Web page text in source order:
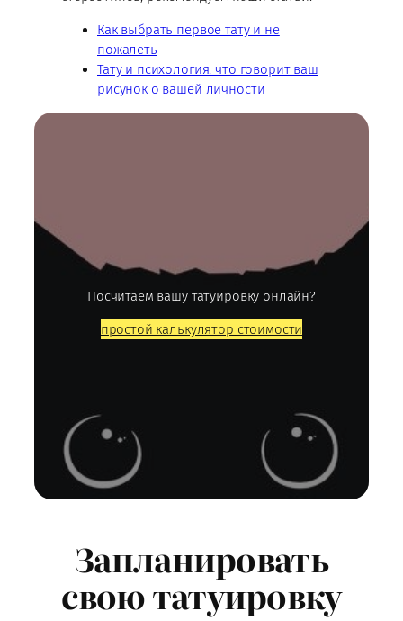
Как выбрать первое тату и не
пожалеть
Тату и психология: что говорит ваш
рисунок о вашей личности
Посчитаем вашу татуировку онлайн?
простой калькулятор стоимости
Запланировать
свою татуировку